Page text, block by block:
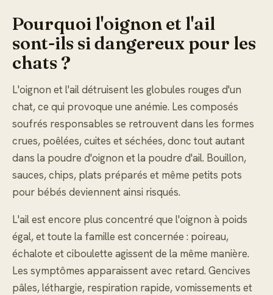
Pourquoi l'oignon et l'ail
sont-ils si dangereux pour les
chats ?
L'oignon et l'ail détruisent les globules rouges d'un
chat, ce qui provoque une anémie. Les composés
soufrés responsables se retrouvent dans les formes
crues, poêlées, cuites et séchées, donc tout autant
dans la poudre d'oignon et la poudre d'ail. Bouillon,
sauces, chips, plats préparés et même petits pots
pour bébés deviennent ainsi risqués.
L'ail est encore plus concentré que l'oignon à poids
égal, et toute la famille est concernée : poireau,
échalote et ciboulette agissent de la même manière.
Les symptômes apparaissent avec retard. Gencives
pâles, léthargie, respiration rapide, vomissements et